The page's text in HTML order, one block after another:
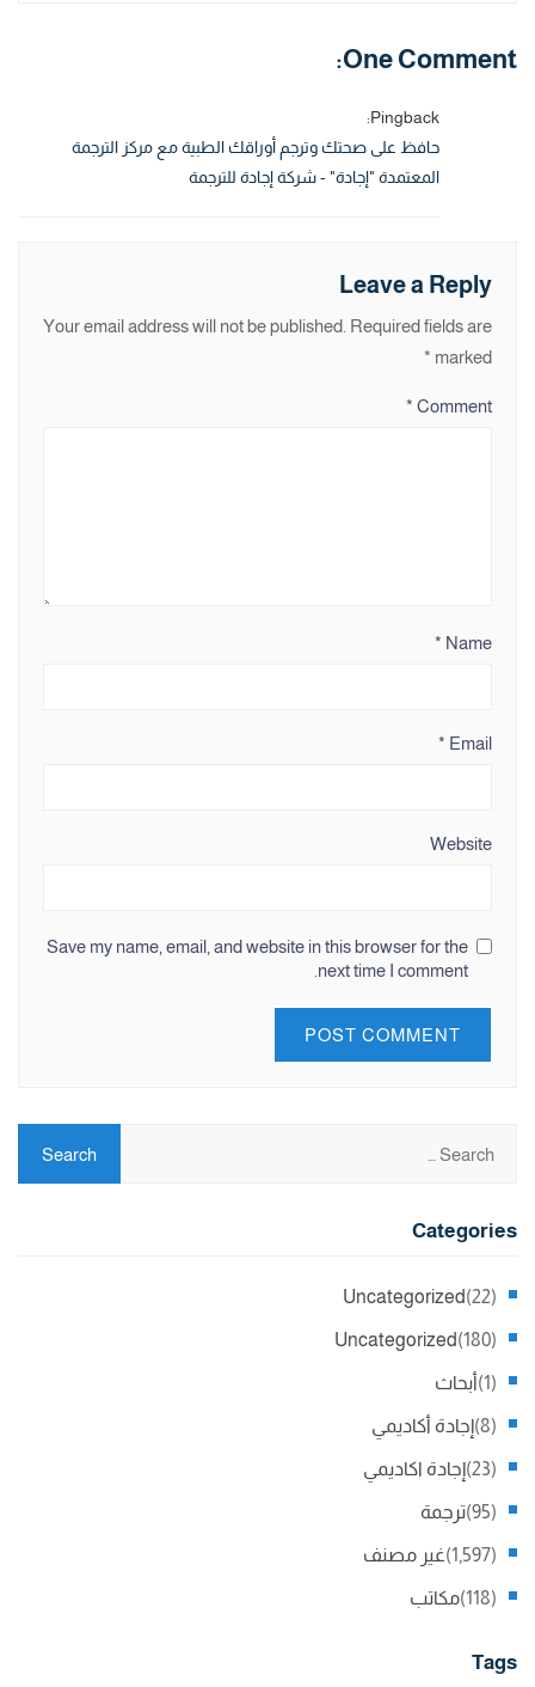
One Comment:
Pingback:
حافظ على صحتك وترجم أوراقك الطبية مع مركز الترجمة
المعتمدة "إجادة" - شركة إجادة للترجمة
Leave a Reply
Your email address will not be published. Required fields are
marked
*
Comment
*
Name
*
Email
*
Website
Save my name, email, and website in this browser for the
next time I comment.
Categories
Uncategorized (22)
Uncategorized (180)
أبحاث (1)
إجادة أكاديمي (8)
إجادة اكاديمي (23)
ترجمة (95)
غير مصنف (1,597)
مكاتب (118)
Tags